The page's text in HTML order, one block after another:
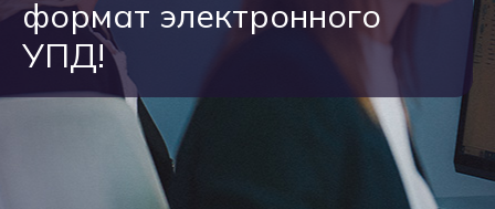
формат электронного
УПД!